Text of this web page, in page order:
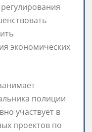
экономических
полиции
участвует в
проектов по